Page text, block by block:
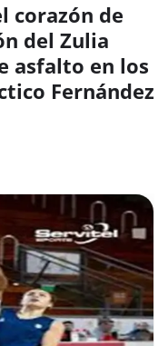
corazón de
del Zulia
asfalto en los
Fernández